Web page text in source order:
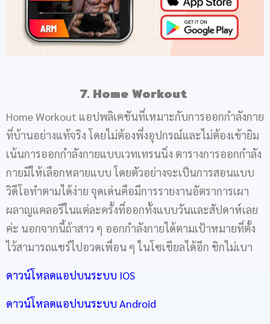
7. Home Workout
Home Workout แอปพลิเคชันที่เหมาะกับการออกกำลังกาย
ที่บ้านอย่างแท้จริง โดยไม่ต้องพึ่งอุปกรณ์และไม่ต้องเข้ายิม
เน้นการออกกำลังกายแบบเวทเทรนนิ่ง ตารางการออกกำลัง
กายมีให้เลือกหลายแบบ โดยตัวอย่างจะเป็นการสอนแบบ
วิดีโอทำตามได้ง่าย จุดเด่นคือมีการรายงานอัตราการเผา
ผลาญแคลอรีในแต่ละครั้งที่ออกทั้งแบบวันและสัปดาห์เลย
ค่ะ นอกจากนี้ถ้าสาว ๆ ออกกำลังกายได้ตามเป้าหมายที่ตั้ง
ไว้สามารถแชร์ไปอวดเพื่อน ๆ ในโซเชียลได้อีก ชิกไม่เบา
ดาวน์โหลดแอปบนระบบ IOS
ดาวน์โหลดแอปบนระบบ Android